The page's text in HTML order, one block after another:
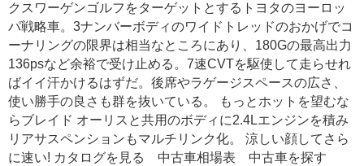
クスワーゲンゴルフをターゲットとするトヨタのヨーロッ
パ戦略車。3ナンバーボディのワイドトレッドのおかげでコ
ーナリングの限界は相当なところにあり、180Gの最高出力
136psなど余裕で受け止める。7速CVTを駆使して走らせれ
ばイイ汗かけるはずだ。後席やラゲージスペースの広さ、
使い勝手の良さも群を抜いている。 もっとホットを望むな
らブレイド オーリスと共用のボディに2.4Lエンジンを積み
リアサスペンションもマルチリンク化。 涼しい顔してさら
に速い! カタログを見る 中古車相場表 中古車を探す